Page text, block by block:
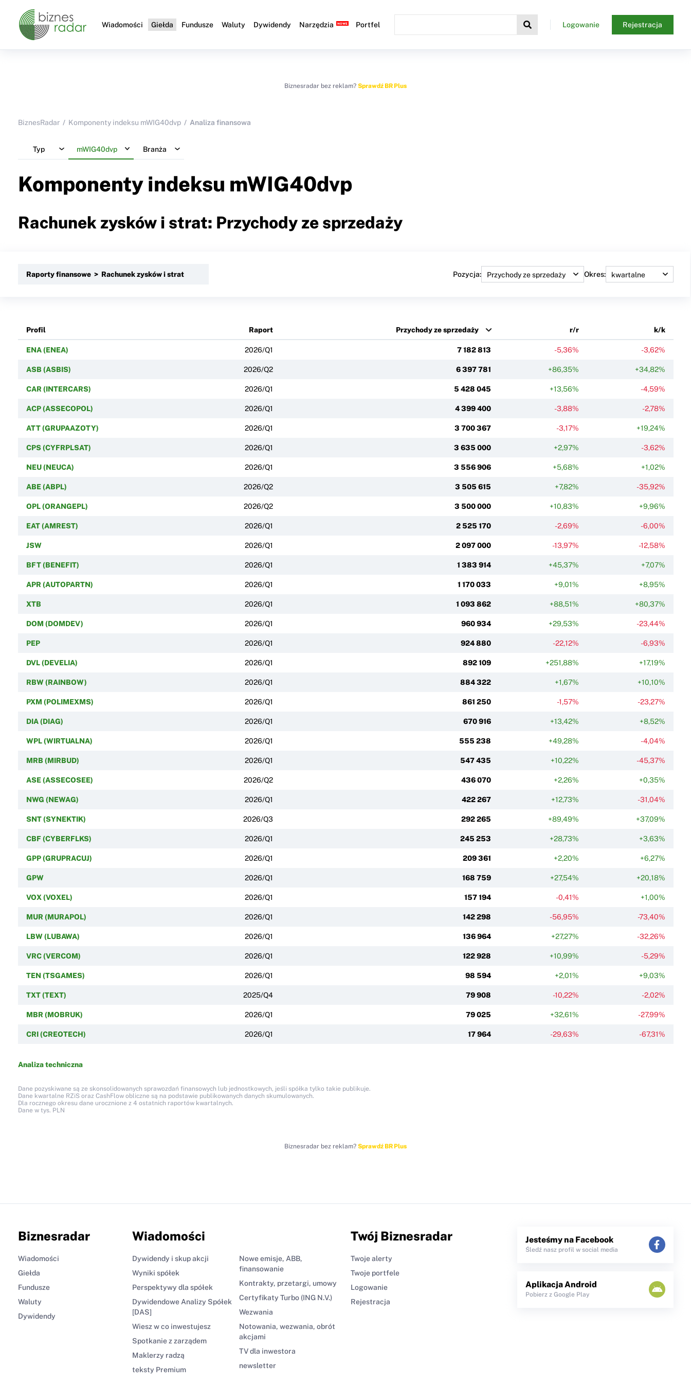
Wiadomości Giełda Fundusze Waluty Dywidendy Narzędzia Portfel Logowanie Rejestracja
Biznesradar bez reklam? Sprawdź BR Plus
BiznesRadar Komponenty indeksu mWIG40dvp Analiza finansowa
Typ mWIG40dvp Branża
Komponenty indeksu mWIG40dvp
Rachunek zysków i strat: Przychody ze sprzedaży
Raporty finansowe > Rachunek zysków i strat Pozycja: Okres:
Profil Raport Przychody ze sprzedaży r/r k/k
ENA (ENEA) 2026/Q1 7 182 813 -5,36% -3,62%
ASB (ASBIS) 2026/Q2 6 397 781 +86,35% +34,82%
CAR (INTERCARS) 2026/Q1 5 428 045 +13,56% -4,59%
ACP (ASSECOPOL) 2026/Q1 4 399 400 -3,88% -2,78%
ATT (GRUPAAZOTY) 2026/Q1 3 700 367 -3,17% +19,24%
CPS (CYFRPLSAT) 2026/Q1 3 635 000 +2,97% -3,62%
NEU (NEUCA) 2026/Q1 3 556 906 +5,68% +1,02%
ABE (ABPL) 2026/Q2 3 505 615 +7,82% -35,92%
OPL (ORANGEPL) 2026/Q2 3 500 000 +10,83% +9,96%
EAT (AMREST) 2026/Q1 2 525 170 -2,69% -6,00%
JSW 2026/Q1 2 097 000 -13,97% -12,58%
BFT (BENEFIT) 2026/Q1 1 383 914 +45,37% +7,07%
APR (AUTOPARTN) 2026/Q1 1 170 033 +9,01% +8,95%
XTB 2026/Q1 1 093 862 +88,51% +80,37%
DOM (DOMDEV) 2026/Q1 960 934 +29,53% -23,44%
PEP 2026/Q1 924 880 -22,12% -6,93%
DVL (DEVELIA) 2026/Q1 892 109 +251,88% +17,19%
RBW (RAINBOW) 2026/Q1 884 322 +1,67% +10,10%
PXM (POLIMEXMS) 2026/Q1 861 250 -1,57% -23,27%
DIA (DIAG) 2026/Q1 670 916 +13,42% +8,52%
WPL (WIRTUALNA) 2026/Q1 555 238 +49,28% -4,04%
MRB (MIRBUD) 2026/Q1 547 435 +10,22% -45,37%
ASE (ASSECOSEE) 2026/Q2 436 070 +2,26% +0,35%
NWG (NEWAG) 2026/Q1 422 267 +12,73% -31,04%
SNT (SYNEKTIK) 2026/Q3 292 265 +89,49% +37,09%
CBF (CYBERFLKS) 2026/Q1 245 253 +28,73% +3,63%
GPP (GRUPRACUJ) 2026/Q1 209 361 +2,20% +6,27%
GPW 2026/Q1 168 759 +27,54% +20,18%
VOX (VOXEL) 2026/Q1 157 194 -0,41% +1,00%
MUR (MURAPOL) 2026/Q1 142 298 -56,95% -73,40%
LBW (LUBAWA) 2026/Q1 136 964 +27,27% -32,26%
VRC (VERCOM) 2026/Q1 122 928 +10,99% -5,29%
TEN (TSGAMES) 2026/Q1 98 594 +2,01% +9,03%
TXT (TEXT) 2025/Q4 79 908 -10,22% -2,02%
MBR (MOBRUK) 2026/Q1 79 025 +32,61% -27,99%
CRI (CREOTECH) 2026/Q1 17 964 -29,63% -67,31%
Analiza techniczna
Dane pozyskiwane są ze skonsolidowanych sprawozdań finansowych lub jednostkowych, jeśli spółka tylko takie publikuje.
Dane kwartalne RZiS oraz CashFlow obliczne są na podstawie publikowanych danych skumulowanych.
Dla rocznego okresu dane urocznione z 4 ostatnich raportów kwartalnych.
Dane w tys. PLN
Biznesradar bez reklam? Sprawdź BR Plus
Biznesradar
Wiadomości
Giełda
Fundusze
Waluty
Dywidendy
Wiadomości
Dywidendy i skup akcji
Wyniki spółek
Perspektywy dla spółek
Dywidendowe Analizy Spółek
[DAS]
Wiesz w co inwestujesz
Spotkanie z zarządem
Maklerzy radzą
teksty Premium
Nowe emisje, ABB,
finansowanie
Kontrakty, przetargi, umowy
Certyfikaty Turbo (ING N.V.)
Wezwania
Notowania, wezwania, obrót
akcjami
TV dla inwestora
newsletter
Twój Biznesradar
Twoje alerty
Twoje portfele
Logowanie
Rejestracja
Jesteśmy na Facebook
Śledź nasz profil w social media
Aplikacja Android
Pobierz z Google Play